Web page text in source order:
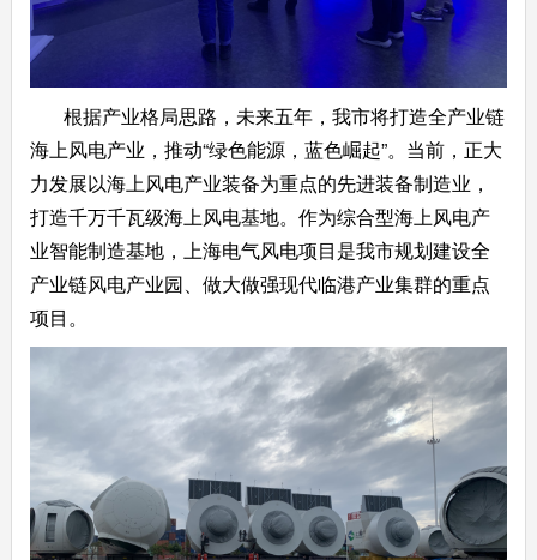
根据产业格局思路，未来五年，我市将打造全产业链
海上风电产业，推动“绿色能源，蓝色崛起”。当前，正大
力发展以海上风电产业装备为重点的先进装备制造业，
打造千万千瓦级海上风电基地。作为综合型海上风电产
业智能制造基地，上海电气风电项目是我市规划建设全
产业链风电产业园、做大做强现代临港产业集群的重点
项目。